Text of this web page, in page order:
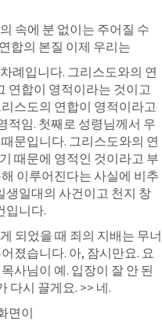
속에 분 없이는 주어질 수
합의 본질 이제 우리는
례입니다. 그리스도와의 연
연합이 영적이라는 것이고
스도의 연합이 영적이라고
적임. 첫째로 성령님께서 우
문입니다. 그리스도와의 연
때문에 영적인 것이라고 부
이루어진다는 사실에 비추
생일대의 사건이고 천지 창
입니다.
되었을 때 죄의 지배는 무너
졌습니다. 아, 잠시만요. 요
사님이 예. 입장이 잘 안 된
다시 끌게요. >> 네.
면이